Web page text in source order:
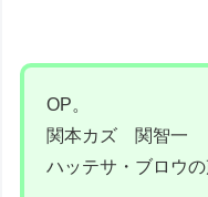
OP。
関本カズ 関智一
ハッテサ・ブロウ